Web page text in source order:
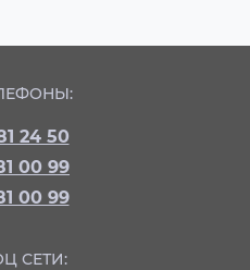
24 50
00 99
00 99
СЕТИ: